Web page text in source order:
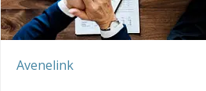
Avenelink